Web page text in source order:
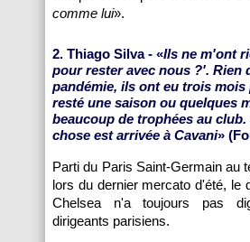
comme lui».
2. Thiago Silva - «Ils ne m'ont
pour rester avec nous ?'. Rien
pandémie, ils ont eu trois
resté une saison ou quelques
beaucoup de trophées au
chose est arrivée à Cavani»
Parti du Paris Saint-Germain au
lors du dernier mercato d'été, le
Chelsea n'a toujours pas
dirigeants parisiens.